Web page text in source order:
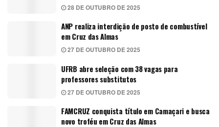
28 DE OUTUBRO DE 2025
ANP realiza interdição de posto de combustível
em Cruz das Almas
27 DE OUTUBRO DE 2025
UFRB abre seleção com 38 vagas para
professores substitutos
27 DE OUTUBRO DE 2025
FAMCRUZ conquista título em Camaçari e busca
novo troféu em Cruz das Almas